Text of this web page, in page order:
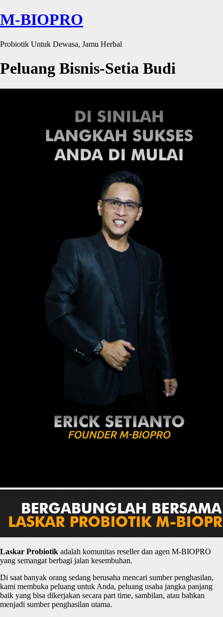
M-BIOPRO
Probiotik Untuk Dewasa, Jamu Herbal
Peluang Bisnis-Setia Budi
Laskar Probiotik adalah komunitas reseller dan agen M-BIOPRO
yang semangat berbagi jalan kesembuhan.
Di saat banyak orang sedang berusaha mencari sumber penghasilan,
kami membuka peluang untuk Anda, peluang usaha jangka panjang
baik yang bisa dikerjakan secara part time, sambilan, atau bahkan
menjadi sumber penghasilan utama.